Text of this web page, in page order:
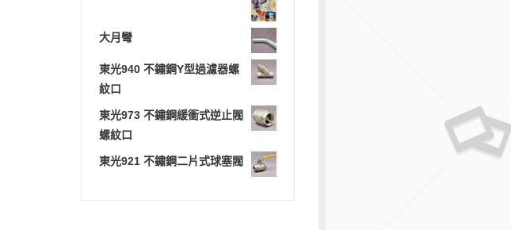
大月彎
東光940 不鏽鋼Y型過濾器螺
紋口
東光973 不鏽鋼緩衝式逆止閥
螺紋口
東光921 不鏽鋼二片式球塞閥